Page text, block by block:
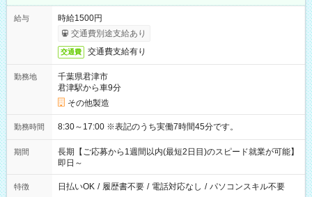
給与
時給1500円
交通費別途支給あり
交通費 交通費支給有り
勤務地
千葉県君津市
君津駅から車9分
その他製造
勤務時間 8:30～17:00 ※表記のうち実働7時間45分です。
期間
長期【ご応募から1週間以内(最短2日目)のスピード就業が可能】
即日～
特徴 日払いOK / 履歴書不要 / 電話対応なし / パソコンスキル不要